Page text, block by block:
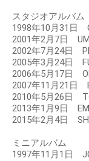
スタジオアルバム
1998年10月31日
2001年2月7日
2002年7月24日
2005年3月24日
2006年5月17日
2007年11月21日
2010年5月26日
2013年1月9日
2015年2月4日
ミニアルバム
1997年11月1日